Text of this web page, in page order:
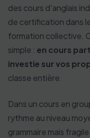
des cours d'anglais
de certification dans
formation collective.
simple : en cours
investie sur vos
classe entière.
Dans un cours en
rythme au niveau
grammaire mais